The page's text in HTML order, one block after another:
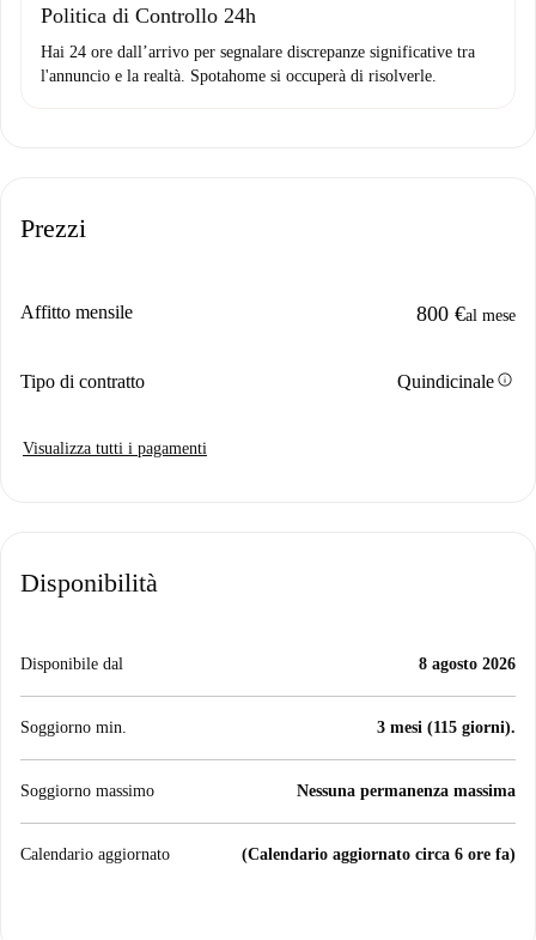
Politica di Controllo 24h
Hai 24 ore dall’arrivo per segnalare discrepanze significative tra
l'annuncio e la realtà. Spotahome si occuperà di risolverle.
Prezzi
Affitto mensile 800 €al mese
Tipo di contratto Quindicinaleinfo
Visualizza tutti i pagamenti
Disponibilità
Disponibile dal 8 agosto 2026
Soggiorno min. 3 mesi (115 giorni).
Soggiorno massimo Nessuna permanenza massima
Calendario aggiornato (Calendario aggiornato circa 6 ore fa)